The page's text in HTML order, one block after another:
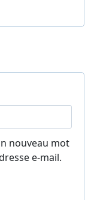
nouveau mot
e-mail.